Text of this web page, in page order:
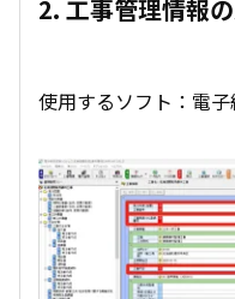
2. 工事管理情報
使用するソフト：電